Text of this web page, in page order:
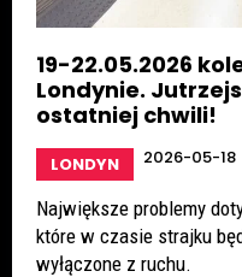
19-22.05.2026
Londynie.
ostatniej chwili!
LONDYN 2026-05-18
Największe problemy
które w czasie strajku
wyłączone z ruchu.